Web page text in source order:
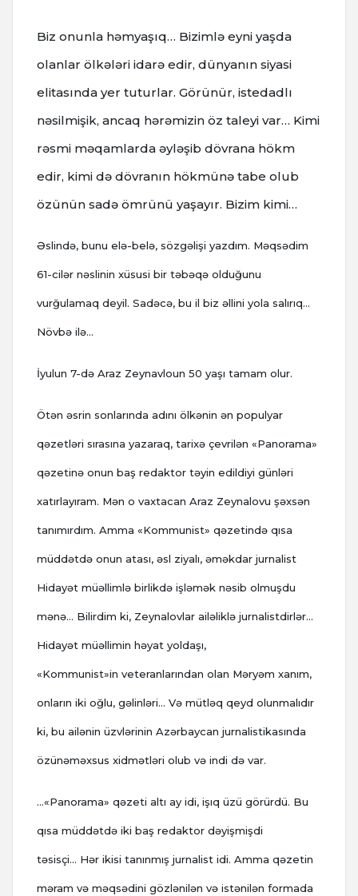
Biz onunla həmyaşıq… Bizimlə eyni yaşda
olanlar ölkələri idarə edir, dünyanın siyasi
elitasında yer tuturlar. Görünür, istedadlı
nəsilmişik, ancaq hərəmizin öz taleyi var… Kimi
rəsmi məqamlarda əyləşib dövrana hökm
edir, kimi də dövranın hökmünə tabe olub
özünün sadə ömrünü yaşayır. Bizim kimi…
Əslində, bunu elə-belə, sözgəlişi yazdım. Məqsədim
61-cilər nəslinin xüsusi bir təbəqə olduğunu
vurğulamaq deyil. Sadəcə, bu il biz əllini yola salırıq…
Növbə ilə…
İyulun 7-də Araz Zeynavloun 50 yaşı tamam olur.
Ötən əsrin sonlarında adını ölkənin ən populyar
qəzetləri sırasına yazaraq, tarixə çevrilən «Panorama»
qəzetinə onun baş redaktor təyin edildiyi günləri
xatırlayıram. Mən o vaxtacan Araz Zeynalovu şəxsən
tanımırdım. Amma «Kommunist» qəzetində qısa
müddətdə onun atası, əsl ziyalı, əməkdar jurnalist
Hidayət müəllimlə birlikdə işləmək nəsib olmuşdu
mənə… Bilirdim ki, Zeynalovlar ailəliklə jurnalistdirlər…
Hidayət müəllimin həyat yoldaşı,
«Kommunist»in veteranlarından olan Məryəm xanım,
onların iki oğlu, gəlinləri… Və mütləq qeyd olunmalıdır
ki, bu ailənin üzvlərinin Azərbaycan jurnalistikasında
özünəməxsus xidmətləri olub və indi də var.
…«Panorama» qəzeti altı ay idi, işıq üzü görürdü. Bu
qısa müddətdə iki baş redaktor dəyişmişdi
təsisçi... Hər ikisi tanınmış jurnalist idi. Amma qəzetin
məram və məqsədini gözlənilən və istənilən formada